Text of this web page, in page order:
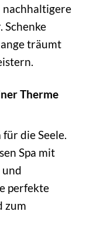
nachhaltigere
Schenke
träumt
Therme
die Seele.
Spa mit
und
perfekte
zum